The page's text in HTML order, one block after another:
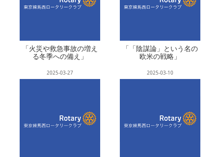
「火災や救急事故の増え
る冬季への備え」
「「陰謀論」という名の
欧米の戦略」
2025-03-27 2025-03-10